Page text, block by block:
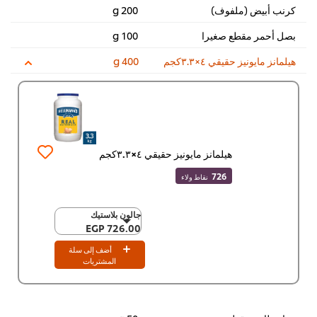
كرنب أبيض (ملفوف)
200 g
بصل أحمر مقطع صغيرا
100 g
هيلمانز مايونيز حقيقي ٤×٣.٣كجم
400 g
هيلمانز مايونيز حقيقي ٤×٣.٣كجم
726 نقاط ولاء
جالون بلاستيك
726.00 EGP
جالون بلاستيك
726.00 EGP
2,903.80 EGP
أضف إلى سلة
المشتريات